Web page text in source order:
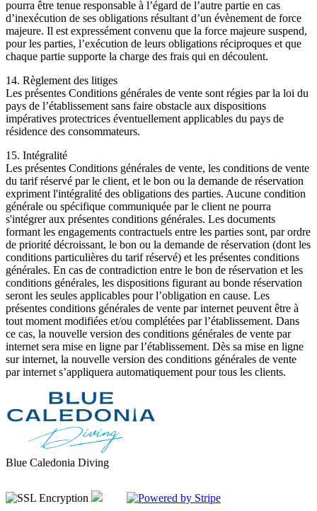
pourra être tenue responsable à l’égard de l’autre partie en cas
d’inexécution de ses obligations résultant d’un évènement de force
majeure. Il est expressément convenu que la force majeure suspend,
pour les parties, l’exécution de leurs obligations réciproques et que
chaque partie supporte la charge des frais qui en découlent.
14. Règlement des litiges
Les présentes Conditions générales de vente sont régies par la loi du
pays de l’établissement sans faire obstacle aux dispositions
impératives protectrices éventuellement applicables du pays de
résidence des consommateurs.
15. Intégralité
Les présentes Conditions générales de vente, les conditions de vente
du tarif réservé par le client, et le bon ou la demande de réservation
expriment l'intégralité des obligations des parties. Aucune condition
générale ou spécifique communiquée par le client ne pourra
s'intégrer aux présentes conditions générales. Les documents
formant les engagements contractuels entre les parties sont, par ordre
de priorité décroissant, le bon ou la demande de réservation (dont les
conditions particulières du tarif réservé) et les présentes conditions
générales. En cas de contradiction entre le bon de réservation et les
conditions générales, les dispositions figurant au bonde réservation
seront les seules applicables pour l’obligation en cause. Les
présentes conditions générales de vente par internet peuvent être à
tout moment modifiées et/ou complétées par l’établissement. Dans
ce cas, la nouvelle version des conditions générales de vente par
internet sera mise en ligne par l’établissement. Dès sa mise en ligne
sur internet, la nouvelle version des conditions générales de vente
par internet s’appliquera automatiquement pour tous les clients.
Blue Caledonia Diving